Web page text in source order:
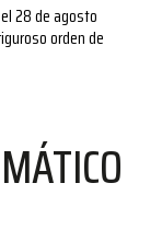
28 de agosto
orden de